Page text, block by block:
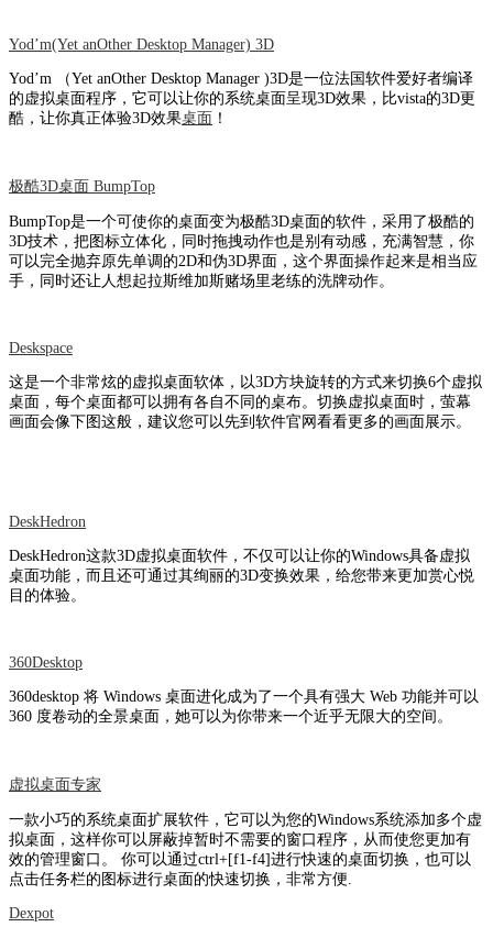
Yod’m(Yet anOther Desktop Manager) 3D
Yod’m （Yet anOther Desktop Manager )3D是一位法国软件爱好者编译
的虚拟桌面程序，它可以让你的系统桌面呈现3D效果，比vista的3D更
酷，让你真正体验3D效果桌面 ！
极酷3D桌面 BumpTop
BumpTop是一个可使你的桌面变为极酷3D桌面的软件，采用了极酷的
3D技术，把图标立体化，同时拖拽动作也是别有动感，充满智慧，你
可以完全抛弃原先单调的2D和伪3D界面，这个界面操作起来是相当应
手，同时还让人想起拉斯维加斯赌场里老练的洗牌动作。
Deskspace
这是一个非常炫的虚拟桌面软体，以3D方块旋转的方式来切换6个虚拟
桌面，每个桌面都可以拥有各自不同的桌布。切换虚拟桌面时，萤幕
画面会像下图这般，建议您可以先到软件官网看看更多的画面展示。
DeskHedron
DeskHedron这款3D虚拟桌面软件，不仅可以让你的Windows具备虚拟
桌面功能，而且还可通过其绚丽的3D变换效果，给您带来更加赏心悦
目的体验。
360Desktop
360desktop 将 Windows 桌面进化成为了一个具有强大 Web 功能并可以
360 度卷动的全景桌面，她可以为你带来一个近乎无限大的空间。
虚拟桌面专家
一款小巧的系统桌面扩展软件，它可以为您的Windows系统添加多个虚
拟桌面，这样你可以屏蔽掉暂时不需要的窗口程序，从而使您更加有
效的管理窗口。 你可以通过ctrl+[f1-f4]进行快速的桌面切换，也可以
点击任务栏的图标进行桌面的快速切换，非常方便.
Dexpot